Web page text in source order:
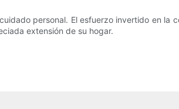
personal. El esfuerzo invertido en la
extensión de su hogar.